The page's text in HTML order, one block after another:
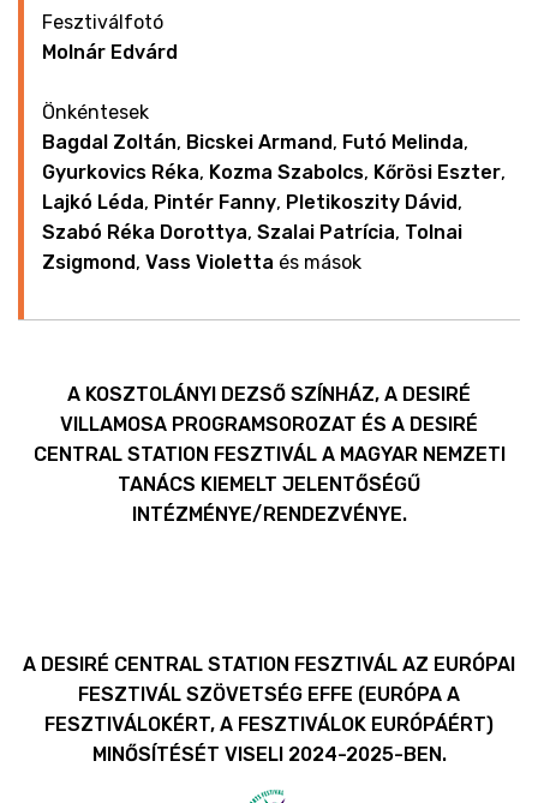
Fesztiválfotó
Molnár Edvárd
Önkéntesek
Bagdal Zoltán, Bicskei Armand, Futó Melinda,
Gyurkovics Réka, Kozma Szabolcs, Kőrösi Eszter,
Lajkó Léda, Pintér Fanny, Pletikoszity Dávid,
Szabó Réka Dorottya, Szalai Patrícia, Tolnai
Zsigmond, Vass Violetta és mások
A KOSZTOLÁNYI DEZSŐ SZÍNHÁZ, A DESIRÉ
VILLAMOSA PROGRAMSOROZAT ÉS A DESIRÉ
CENTRAL STATION FESZTIVÁL A MAGYAR NEMZETI
TANÁCS KIEMELT JELENTŐSÉGŰ
INTÉZMÉNYE/RENDEZVÉNYE.
A DESIRÉ CENTRAL STATION FESZTIVÁL AZ EURÓPAI
FESZTIVÁL SZÖVETSÉG EFFE (EURÓPA A
FESZTIVÁLOKÉRT, A FESZTIVÁLOK EURÓPÁÉRT)
MINŐSÍTÉSÉT VISELI 2024-2025-BEN.